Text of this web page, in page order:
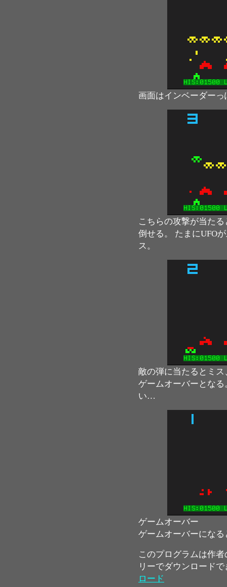
画面はインベーダー
こちらの攻撃が当た
倒せる。 たまにUFO
ス。
敵の弾に当たるとミ
ゲームオーバーとな
い…
ゲームオーバー
ゲームオーバーにな
このプログラムは作
リーでダウンロード
ロード